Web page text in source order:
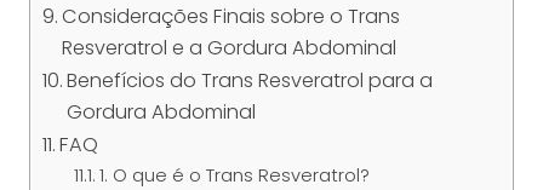
Considerações Finais sobre o Trans
Resveratrol e a Gordura Abdominal
Benefícios do Trans Resveratrol para a
Gordura Abdominal
FAQ
1. O que é o Trans Resveratrol?